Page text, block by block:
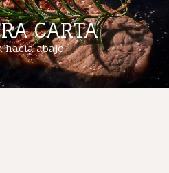
CARTA
hacia abajo